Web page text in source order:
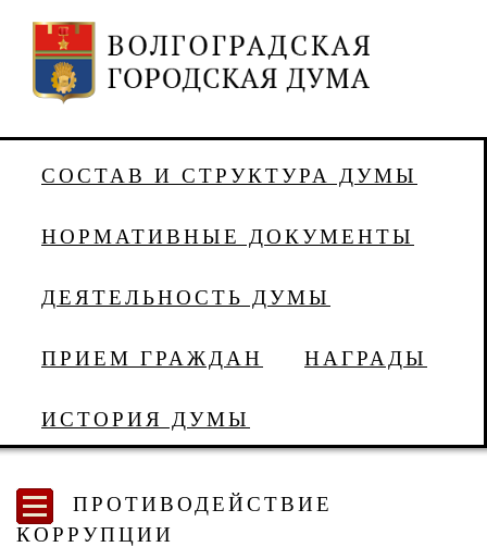
СОСТАВ И СТРУКТУРА ДУМЫ
НОРМАТИВНЫЕ ДОКУМЕНТЫ
ДЕЯТЕЛЬНОСТЬ ДУМЫ
ПРИЕМ ГРАЖДАН НАГРАДЫ
ИСТОРИЯ ДУМЫ
ПРОТИВОДЕЙСТВИЕ
КОРРУПЦИИ